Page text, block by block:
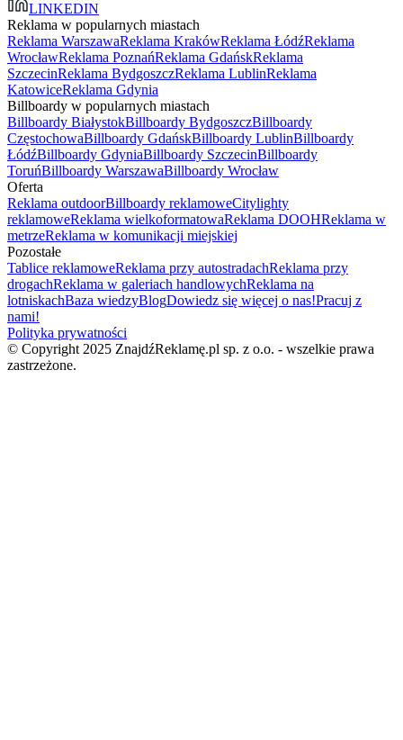
LINKEDIN
Reklama w popularnych miastach
Reklama WarszawaReklama KrakówReklama ŁódźReklama
WrocławReklama PoznańReklama GdańskReklama
SzczecinReklama BydgoszczReklama LublinReklama
KatowiceReklama Gdynia
Billboardy w popularnych miastach
Billboardy BiałystokBillboardy BydgoszczBillboardy
CzęstochowaBillboardy GdańskBillboardy LublinBillboardy
ŁódźBillboardy GdyniaBillboardy SzczecinBillboardy
ToruńBillboardy WarszawaBillboardy Wrocław
Oferta
Reklama outdoorBillboardy reklamoweCitylighty
reklamoweReklama wielkoformatowaReklama DOOHReklama w
metrzeReklama w komunikacji miejskiej
Pozostałe
Tablice reklamoweReklama przy autostradachReklama przy
drogachReklama w galeriach handlowychReklama na
lotniskachBaza wiedzyBlogDowiedz się więcej o nas!Pracuj z
nami!
Polityka prywatności
© Copyright 2025 ZnajdźReklamę.pl sp. z o.o. - wszelkie prawa
zastrzeżone.